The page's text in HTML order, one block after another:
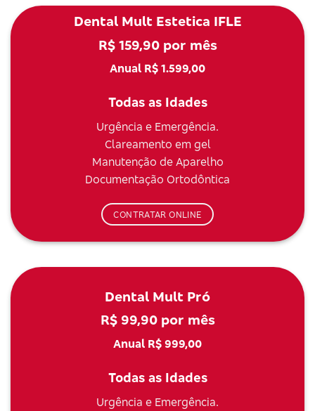
Dental Mult Estetica IFLE
R$ 159,90 por mês
Anual R$ 1.599,00
Todas as Idades
Urgência e Emergência.
Clareamento em gel
Manutenção de Aparelho
Documentação Ortodôntica
CONTRATAR ONLINE
Dental Mult Pró
R$ 99,90 por mês
Anual R$ 999,00
Todas as Idades
Urgência e Emergência.